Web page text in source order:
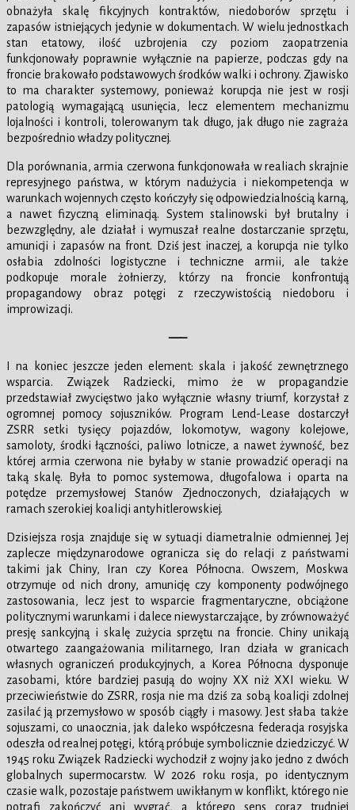
obnażyła skalę fikcyjnych kontraktów, niedoborów sprzętu i
zapasów istniejących jedynie w dokumentach. W wielu jednostkach
stan etatowy, ilość uzbrojenia czy poziom zaopatrzenia
funkcjonowały poprawnie wyłącznie na papierze, podczas gdy na
froncie brakowało podstawowych środków walki i ochrony. Zjawisko
to ma charakter systemowy, ponieważ korupcja nie jest w rosji
patologią wymagającą usunięcia, lecz elementem mechanizmu
lojalności i kontroli, tolerowanym tak długo, jak długo nie zagraża
bezpośrednio władzy politycznej.
Dla porównania, armia czerwona funkcjonowała w realiach skrajnie
represyjnego państwa, w którym nadużycia i niekompetencja w
warunkach wojennych często kończyły się odpowiedzialnością karną,
a nawet fizyczną eliminacją. System stalinowski był brutalny i
bezwzględny, ale działał i wymuszał realne dostarczanie sprzętu,
amunicji i zapasów na front. Dziś jest inaczej, a korupcja nie tylko
osłabia zdolności logistyczne i techniczne armii, ale także
podkopuje morale żołnierzy, którzy na froncie konfrontują
propagandowy obraz potęgi z rzeczywistością niedoboru i
improwizacji.
—–
I na koniec jeszcze jeden element: skala i jakość zewnętrznego
wsparcia. Związek Radziecki, mimo że w propagandzie
przedstawiał zwycięstwo jako wyłącznie własny triumf, korzystał z
ogromnej pomocy sojuszników. Program Lend-Lease dostarczył
ZSRR setki tysięcy pojazdów, lokomotyw, wagony kolejowe,
samoloty, środki łączności, paliwo lotnicze, a nawet żywność, bez
której armia czerwona nie byłaby w stanie prowadzić operacji na
taką skalę. Była to pomoc systemowa, długofalowa i oparta na
potędze przemysłowej Stanów Zjednoczonych, działających w
ramach szerokiej koalicji antyhitlerowskiej.
Dzisiejsza rosja znajduje się w sytuacji diametralnie odmiennej. Jej
zaplecze międzynarodowe ogranicza się do relacji z państwami
takimi jak Chiny, Iran czy Korea Północna. Owszem, Moskwa
otrzymuje od nich drony, amunicję czy komponenty podwójnego
zastosowania, lecz jest to wsparcie fragmentaryczne, obciążone
politycznymi warunkami i dalece niewystarczające, by zrównoważyć
presję sankcyjną i skalę zużycia sprzętu na froncie. Chiny unikają
otwartego zaangażowania militarnego, Iran działa w granicach
własnych ograniczeń produkcyjnych, a Korea Północna dysponuje
zasobami, które bardziej pasują do wojny XX niż XXI wieku. W
przeciwieństwie do ZSRR, rosja nie ma dziś za sobą koalicji zdolnej
zasilać ją przemysłowo w sposób ciągły i masowy. Jest słaba także
sojuszami, co unaocznia, jak daleko współczesna federacja rosyjska
odeszła od realnej potęgi, którą próbuje symbolicznie dziedziczyć. W
1945 roku Związek Radziecki wychodził z wojny jako jedno z dwóch
globalnych supermocarstw. W 2026 roku rosja, po identycznym
czasie walk, pozostaje państwem uwikłanym w konflikt, którego nie
potrafi zakończyć ani wygrać, a którego sens coraz trudniej